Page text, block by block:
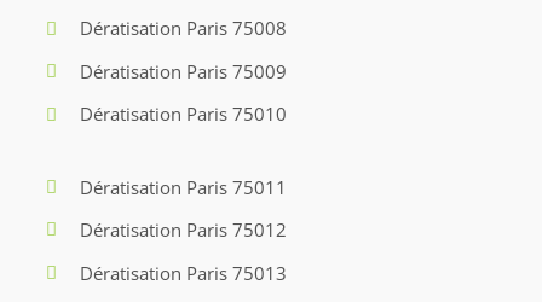
Dératisation Paris 75008
Dératisation Paris 75009
Dératisation Paris 75010
Dératisation Paris 75011
Dératisation Paris 75012
Dératisation Paris 75013